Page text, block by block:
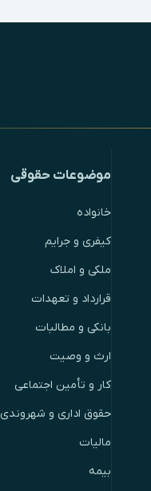
موضوعات حقوقی
خانواده
کیفری و جرایم
ملکی و املاک
قرارداد و تعهدات
بانکی و مطالبات
ارث و وصیت
کار و تأمین اجتماعی
حقوق اداری و شهروندی
مالیات
بیمه